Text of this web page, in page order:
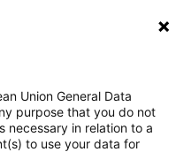
Visite
Union General Data
purpose that you do not
necessary in relation to a
to use your data for